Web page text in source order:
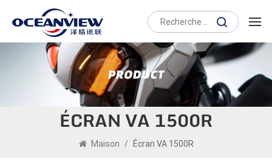
ÉCRAN VA 1500R
Maison / Écran VA 1500R